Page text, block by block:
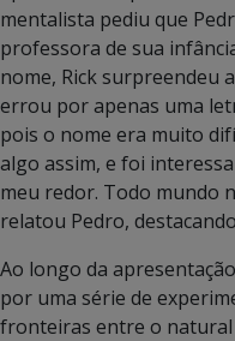
mentalista pediu que
professora de sua
nome, Rick surpreendeu
errou por apenas uma
pois o nome era muito
algo assim, e foi
meu redor. Todo mundo
relatou Pedro,
Ao longo da
por uma série de
fronteiras entre o natural